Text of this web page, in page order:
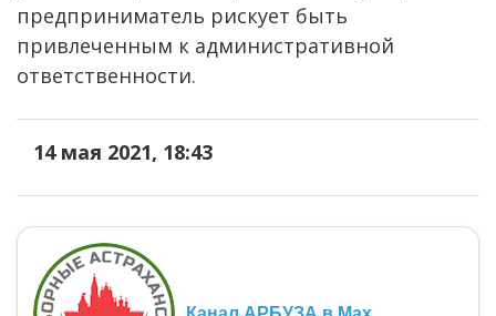
предприниматель рискует быть
привлеченным к административной
ответственности.
14 мая 2021, 18:43